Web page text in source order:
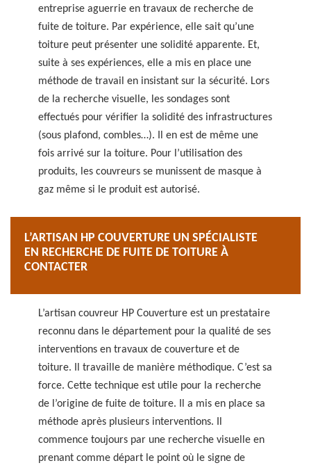
entreprise aguerrie en travaux de recherche de
fuite de toiture. Par expérience, elle sait qu’une
toiture peut présenter une solidité apparente. Et,
suite à ses expériences, elle a mis en place une
méthode de travail en insistant sur la sécurité. Lors
de la recherche visuelle, les sondages sont
effectués pour vérifier la solidité des infrastructures
(sous plafond, combles…). Il en est de même une
fois arrivé sur la toiture. Pour l’utilisation des
produits, les couvreurs se munissent de masque à
gaz même si le produit est autorisé.
L’ARTISAN HP COUVERTURE UN SPÉCIALISTE
EN RECHERCHE DE FUITE DE TOITURE À
CONTACTER
L’artisan couvreur HP Couverture est un prestataire
reconnu dans le département pour la qualité de ses
interventions en travaux de couverture et de
toiture. Il travaille de manière méthodique. C’est sa
force. Cette technique est utile pour la recherche
de l’origine de fuite de toiture. Il a mis en place sa
méthode après plusieurs interventions. Il
commence toujours par une recherche visuelle en
prenant comme départ le point où le signe de